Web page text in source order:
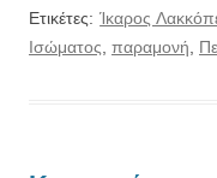
Ετικέτες:Ίκαρος
Ισώματος παραμονή